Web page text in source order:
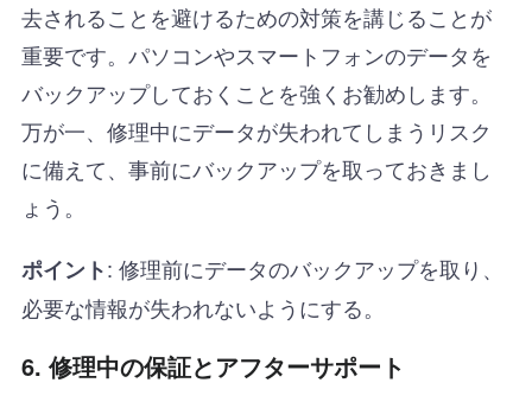
去されることを避けるための対策を講じることが
重要です。パソコンやスマートフォンのデータを
バックアップしておくことを強くお勧めします。
万が一、修理中にデータが失われてしまうリスク
に備えて、事前にバックアップを取っておきまし
ょう。
ポイント: 修理前にデータのバックアップを取り、
必要な情報が失われないようにする。
6. 修理中の保証とアフターサポート